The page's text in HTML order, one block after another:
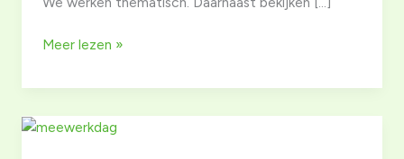
11
meewerkdag
15.00)
Meer lezen »